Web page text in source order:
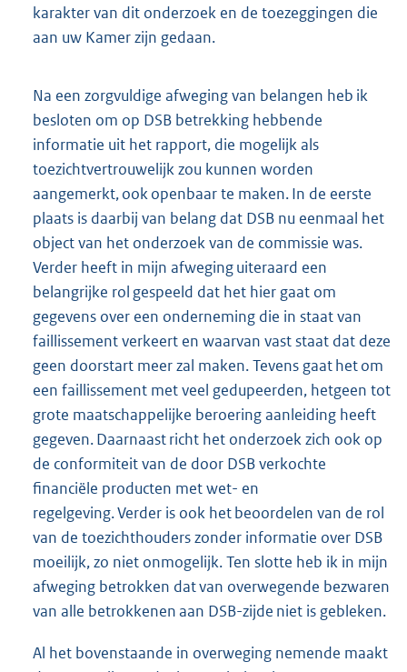
karakter van dit onderzoek en de toezeggingen die
aan uw Kamer zijn gedaan.
Na een zorgvuldige afweging van belangen heb ik
besloten om op DSB betrekking hebbende
informatie uit het rapport, die mogelijk als
toezichtvertrouwelijk zou kunnen worden
aangemerkt, ook openbaar te maken. In de eerste
plaats is daarbij van belang dat DSB nu eenmaal het
object van het onderzoek van de commissie was.
Verder heeft in mijn afweging uiteraard een
belangrijke rol gespeeld dat het hier gaat om
gegevens over een onderneming die in staat van
faillissement verkeert en waarvan vast staat dat deze
geen doorstart meer zal maken. Tevens gaat het om
een faillissement met veel gedupeerden, hetgeen tot
grote maatschappelijke beroering aanleiding heeft
gegeven. Daarnaast richt het onderzoek zich ook op
de conformiteit van de door DSB verkochte
financiële producten met wet- en
regelgeving. Verder is ook het beoordelen van de rol
van de toezichthouders zonder informatie over DSB
moeilijk, zo niet onmogelijk. Ten slotte heb ik in mijn
afweging betrokken dat van overwegende bezwaren
van alle betrokkenen aan DSB-zijde niet is gebleken.
Al het bovenstaande in overweging nemende maakt